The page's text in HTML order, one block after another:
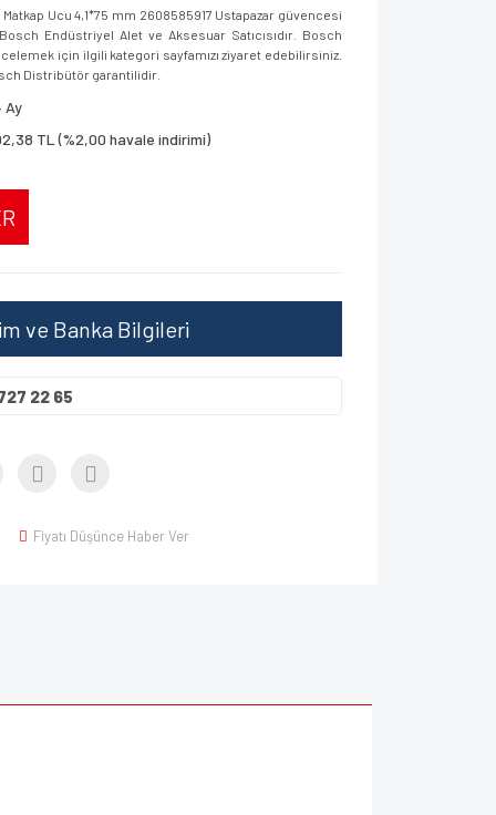
Ucu 4,1*75 mm 2608585917 Ustapazar güvencesi
Endüstriyel Alet ve Aksesuar Satıcısıdır. Bosch
için ilgili kategori sayfamızı ziyaret edebilirsiniz.
Distribütör garantilidir.
Ay
TL (%2,00 havale indirimi)
ve Banka Bilgileri
22 65
Fiyatı Düşünce Haber Ver